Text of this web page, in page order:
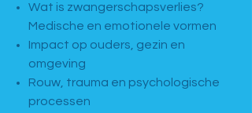
Wat is zwangerschapsverlies?
Medische en emotionele vormen
Impact op ouders, gezin en
omgeving
Rouw, trauma en psychologische
processen